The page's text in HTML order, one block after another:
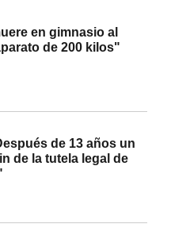
en gimnasio al
de 200 kilos"
de 13 años un
de la tutela legal de